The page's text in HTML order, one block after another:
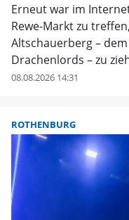
Erneut war im
Rewe-Markt zu
Altschauerberg –
Drachenlords – zu
08.08.2026 14:31
ROTHENBURG